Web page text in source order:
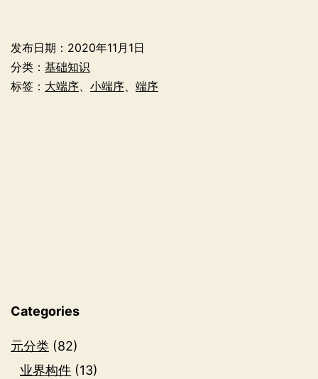
中
的
发布日期： 2020年11月1日
分类： 基础知识
标签： 大端序 小端序 端序
Categories
元分类 (82)
业界构件 (13)